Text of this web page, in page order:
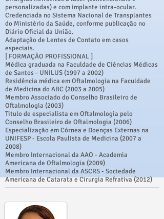
personalizadas) e com implante intra-ocular.
Credenciada no Sistema Nacional de Transplantes
do Ministério da Saúde, conforme publicação no
Diário Oficial da União.
Adaptação de Lentes de Contato em casos
especiais.
[ ​FORMAÇÃO PROFISSIONAL ]
Médica graduada na Faculdade de Ciências Médicas
de Santos - UNILUS (1997 a 2002)
Residência médica em Oftalmologia na Faculdade
de Medicina do ABC (2003 a 2005)
Membro Associado do Conselho Brasileiro de
Oftalmologia (2003)
Titulo de especialista em Oftalmologia pelo
Conselho Brasileiro de Oftalmologia (2006)
Especialização em Córnea e Doenças Externas na
UNIFESP - Escola Paulista de Medicina (2007 a
2008)
Membro Internacional da AAO - Academia
Americana de Oftalmologia (2009)
Membro Internacional da ASCRS - Sociedade
Americana de Catarata e Cirurgia Refrativa (2012)